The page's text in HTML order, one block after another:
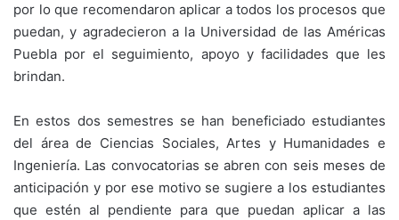
por lo que recomendaron aplicar a todos los procesos que
puedan, y agradecieron a la Universidad de las Américas
Puebla por el seguimiento, apoyo y facilidades que les
brindan.
En estos dos semestres se han beneficiado estudiantes
del área de Ciencias Sociales, Artes y Humanidades e
Ingeniería. Las convocatorias se abren con seis meses de
anticipación y por ese motivo se sugiere a los estudiantes
que estén al pendiente para que puedan aplicar a las